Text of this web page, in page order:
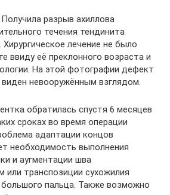
разрыв ахиллова
течения тендинита
Хирургическое лечение не было
ввиду её преклонного возраста и
На этой фотографии дефект
виден невооружённым взглядом.
обратилась спустя 6 месяцев
сроках во время операции
адаптации концов
необходимость выполнения
и аугментации шва
или транспозиции сухожилия
большого пальца. Также возможно